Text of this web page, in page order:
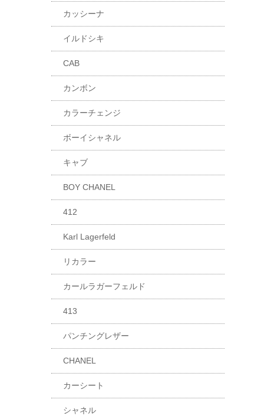
カッシーナ
イルドシキ
CAB
カンボン
カラーチェンジ
ボーイシャネル
キャブ
BOY CHANEL
412
Karl Lagerfeld
リカラー
カールラガーフェルド
413
パンチングレザー
CHANEL
カーシート
シャネル